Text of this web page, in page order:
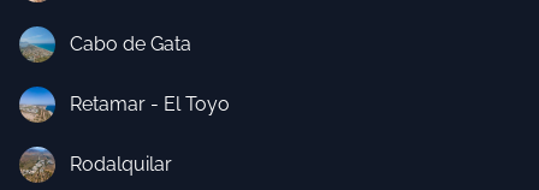
Cabo de Gata
Retamar - El Toyo
Rodalquilar